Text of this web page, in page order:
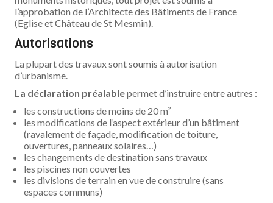
l’approbation de l’Architecte des Bâtiments de France
(Eglise et Château de St Mesmin).
Autorisations
La plupart des travaux sont soumis à autorisation
d’urbanisme.
La déclaration préalablepermet d’instruire entre autres :
les constructions de moins de 20 m²
les modifications de l’aspect extérieur d’un bâtiment
(ravalement de façade, modification de toiture,
ouvertures, panneaux solaires…)
les changements de destination sans travaux
les piscines non couvertes
les divisions de terrain en vue de construire (sans
espaces communs)